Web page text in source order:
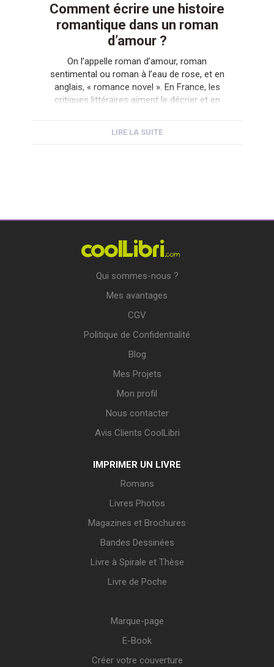
Comment écrire une histoire
romantique dans un roman
d’amour ?
On l’appelle roman d’amour, roman
sentimental ou roman à l’eau de rose, et en
anglais, « romance novel ». En France, les
critiques littéraires aiment le décrier et en
Austen et de Samuel Richardson, il a acquis
LIRE LA SUITE
Qui sommes-nous ?
Mes avantages
CGV
Politique de Confidentialité
Blog
Mes Projets
Mon profil
Nous contacter
Avis Clients CoolLibri
IMPRIMER UN LIVRE
Romans
Livres Photos
Magazines et Brochures
Bandes Dessinées
Livre à Spirale et Thèse
Livre de Poche
Marque-page
E-Book
Créer votre couverture